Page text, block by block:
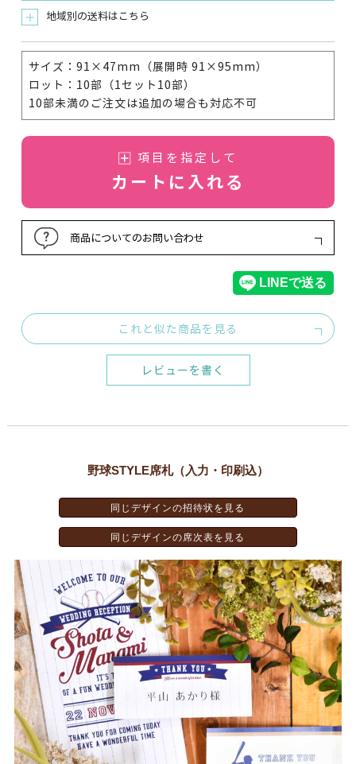
＋ 地域別の送料はこちら
サイズ：91×47mm（展開時 91×95mm）
ロット：10部（1セット10部）
10部未満のご注文は追加の場合も対応不可
項目を指定して
カートに入れる
商品についてのお問い合わせ
これと似た商品を見る
レビューを書く
野球STYLE席札（入力・印刷込）
同じデザインの招待状を見る
同じデザインの席次表を見る